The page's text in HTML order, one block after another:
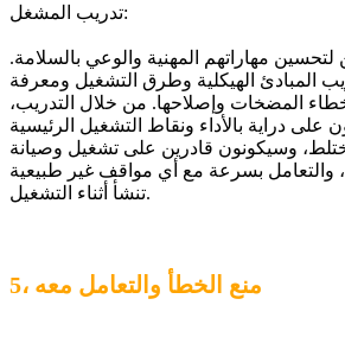
تدريب المشغل:
مهاراتهم المهنية والوعي بالسلامة.
المبادئ الهيكلية وطرق التشغيل ومعرفة
المضخات وإصلاحها. من خلال التدريب،
دراية بالأداء ونقاط التشغيل الرئيسية
وسيكونون قادرين على تشغيل وصيانة
والتعامل بسرعة مع أي مواقف غير طبيعية
تنشأ أثناء التشغيل.
5، منع الخطأ والتعامل معه